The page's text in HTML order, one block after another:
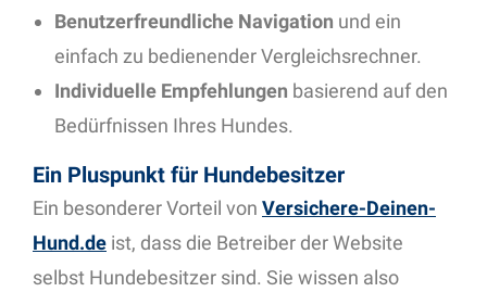
Benutzerfreundliche Navigation und ein
einfach zu bedienender Vergleichsrechner.
Individuelle Empfehlungen basierend auf den
Bedürfnissen Ihres Hundes.
Ein Pluspunkt für Hundebesitzer
Ein besonderer Vorteil von Versichere-Deinen-
Hund.de ist, dass die Betreiber der Website
selbst Hundebesitzer sind. Sie wissen also